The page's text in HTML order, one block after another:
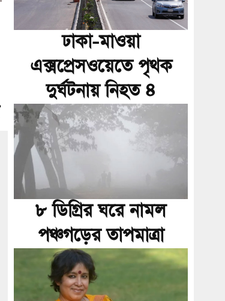
ঢাকা-মাওয়া
এক্সপ্রেসওয়েতে পৃথক
দুর্ঘটনায় নিহত ৪
৮ ডিগ্রির ঘরে নামল
পঞ্চগড়ের তাপমাত্রা